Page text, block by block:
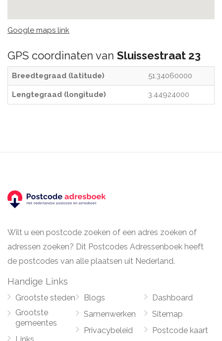
Google maps link
GPS coordinaten van Sluissestraat 23
Breedtegraad (latitude) 51.34060000
Lengtegraad (longitude) 3.44924000
Wilt u een postcode zoeken of een adres zoeken of
adressen zoeken? Dit Postcodes Adressenboek heeft
de postcodes van alle plaatsen uit Nederland.
Handige Links
Grootste steden
Grootste
gemeentes
Blogs
Samenwerken
Privacybeleid
Dashboard
Sitemap
Postcode kaart